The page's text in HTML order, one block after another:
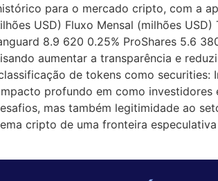
para o mercado cripto, com a
USD) Fluxo Mensal (milhões
8.9 620 0.25% ProShares 5.6
aumentar a transparência e
de tokens como
profundo em como investidores
mas também legitimidade ao
cripto de uma fronteira